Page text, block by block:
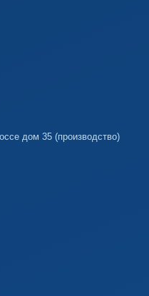
дом 35 (производство)